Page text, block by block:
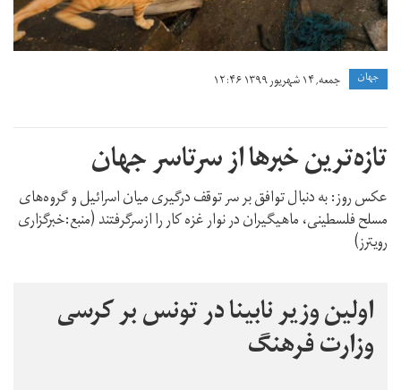
جهان جمعه, ۱۴ شهریور ۱۳۹۹ ۱۲:۴۶
تازه‌ترین خبرها از سرتاسر جهان
عکس روز:‌ به دنبال توافق بر سر توقف درگیری میان اسرائیل و گروه‌های
مسلح فلسطینی، ماهیگیران در نوار غزه کار را ازسرگرفتند (منبع:‌خبرگزاری
رویترز)
اولین وزیر نابینا در تونس بر کرسی
وزارت فرهنگ